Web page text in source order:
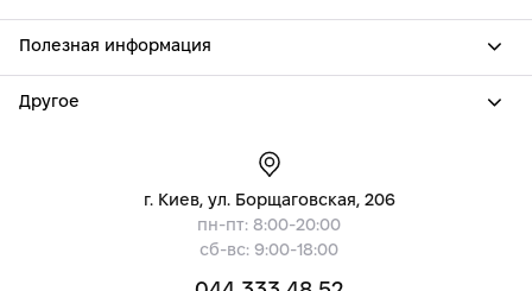
Полезная информация
Другое
г. Киев, ул. Борщаговская, 206
пн-пт: 8:00-20:00
сб-вс: 9:00-18:00